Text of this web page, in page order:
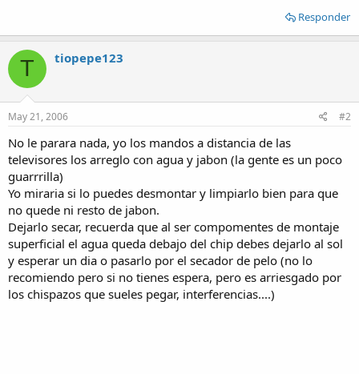
Responder
T tiopepe123
May 21, 2006 #2
No le parara nada, yo los mandos a distancia de las
televisores los arreglo con agua y jabon (la gente es un poco
guarrrilla)
Yo miraria si lo puedes desmontar y limpiarlo bien para que
no quede ni resto de jabon.
Dejarlo secar, recuerda que al ser compomentes de montaje
superficial el agua queda debajo del chip debes dejarlo al sol
y esperar un dia o pasarlo por el secador de pelo (no lo
recomiendo pero si no tienes espera, pero es arriesgado por
los chispazos que sueles pegar, interferencias....)